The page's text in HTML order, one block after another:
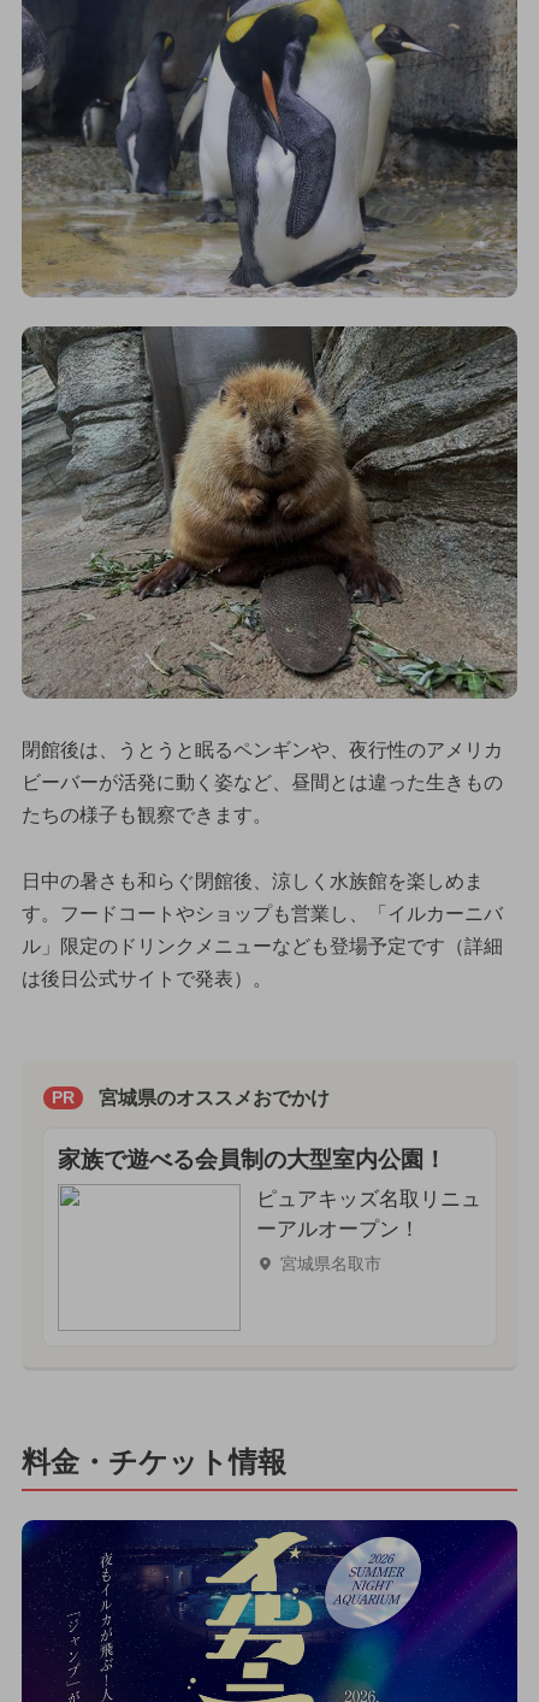
閉館後は、うとうと眠るペンギンや、夜行性のアメリカ
ビーバーが活発に動く姿など、昼間とは違った生きもの
たちの様子も観察できます。
日中の暑さも和らぐ閉館後、涼しく水族館を楽しめま
す。フードコートやショップも営業し、「イルカーニバ
ル」限定のドリンクメニューなども登場予定です（詳細
は後日公式サイトで発表）。
PR 宮城県のオススメおでかけ
家族で遊べる会員制の大型室内公園！
ピュアキッズ名取リニュ
ーアルオープン！
宮城県名取市
料金・チケット情報